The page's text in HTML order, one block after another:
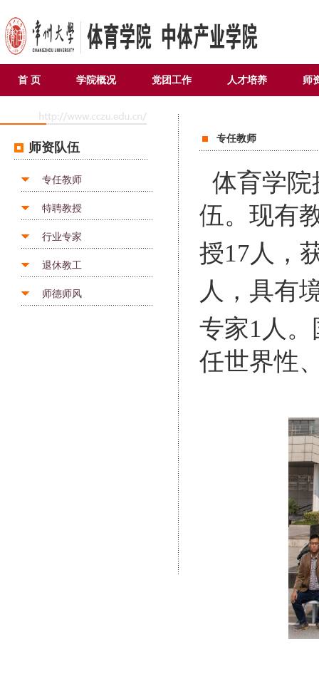
首 页 学院概况 党团工作 人才培养 师
师资队伍
专任教师
特聘教授
行业专家
退休教工
师德师风
专任教师
体育学
伍。 现有
授17人，
人，具有
专家1人。
任世界性